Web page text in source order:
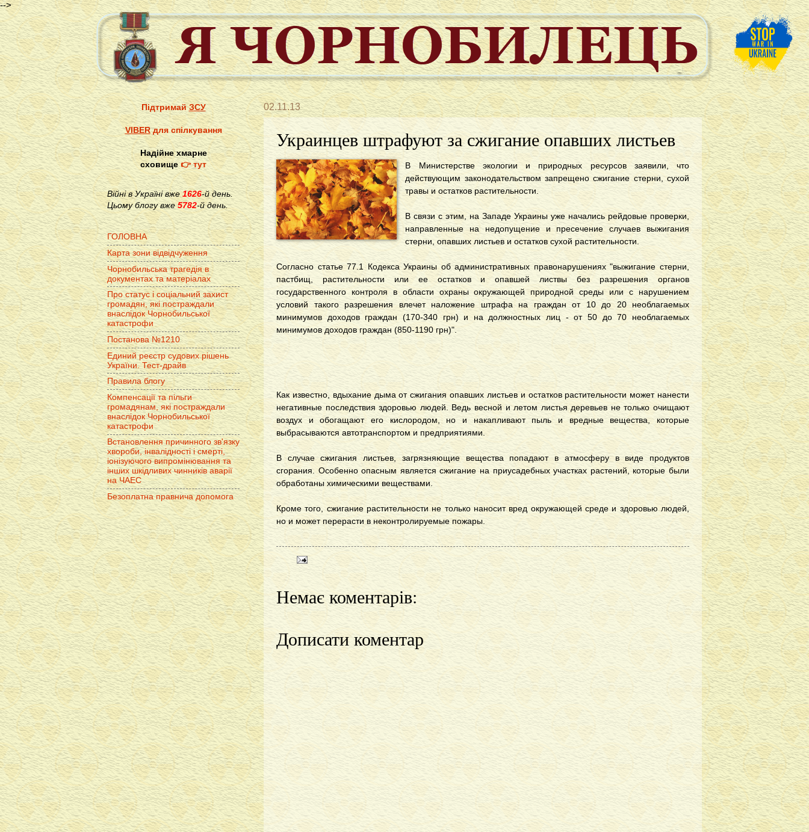
-->
02.11.13
Украинцев штрафуют за сжигание опавших листьев
В Министерстве экологии и природных ресурсов заявили, что
действующим законодательством запрещено сжигание стерни, сухой
травы и остатков растительности.
В связи с этим, на Западе Украины уже начались рейдовые проверки,
направленные на недопущение и пресечение случаев выжигания
стерни, опавших листьев и остатков сухой растительности.
Согласно статье 77.1 Кодекса Украины об административных правонарушениях "выжигание стерни,
пастбищ, растительности или ее остатков и опавшей листвы без разрешения органов
государственного контроля в области охраны окружающей природной среды или с нарушением
условий такого разрешения влечет наложение штрафа на граждан от 10 до 20 необлагаемых
минимумов доходов граждан (170-340 грн) и на должностных лиц - от 50 до 70 необлагаемых
минимумов доходов граждан (850-1190 грн)".
Как известно, вдыхание дыма от сжигания опавших листьев и остатков растительности может нанести
негативные последствия здоровью людей. Ведь весной и летом листья деревьев не только очищают
воздух и обогащают его кислородом, но и накапливают пыль и вредные вещества, которые
выбрасываются автотранспортом и предприятиями.
В случае сжигания листьев, загрязняющие вещества попадают в атмосферу в виде продуктов
сгорания. Особенно опасным является сжигание на приусадебных участках растений, которые были
обработаны химическими веществами.
Кроме того, сжигание растительности не только наносит вред окружающей среде и здоровью людей,
но и может перерасти в неконтролируемые пожары.
Немає коментарів:
Дописати коментар
ПідтримайЗСУ
VIBERдля спілкування
Надійне хмарне
сховище👉 тут
Війні в Україні вже1626-й день.
Цьому блогу вже 5782-й день.
ГОЛОВНА
Карта зони відвідчуження
Чорнобильська трагедія в
документах та матеріалах
Про статус і соціальний захист
громадян, які постраждали
внаслідок Чорнобильської
катастрофи
Постанова №1210
Единий реєстр судових рішень
України. Тест-драйв
Правила блогу
Компенсації та пільги
громадянам, які постраждали
внаслідок Чорнобильської
катастрофи
Встановлення причинного зв'язку
хвороби, інвалідності і смерті,
іонізуючого випромінювання та
інших шкідливих чинників аварії
на ЧАЕС
Безоплатна правнича допомога